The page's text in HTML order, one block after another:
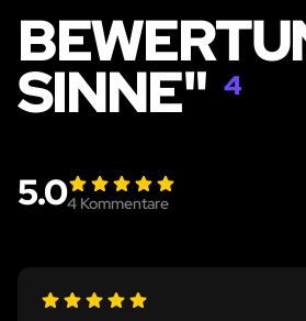
SINNE"4
5.04 Kommentare